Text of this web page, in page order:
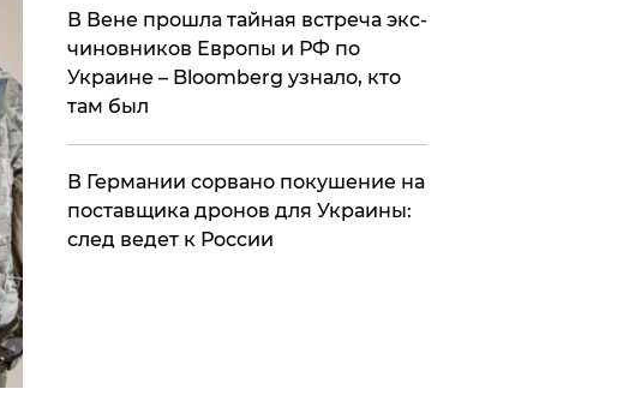
В Вене прошла тайная встреча экс-
чиновников Европы и РФ по
Украине – Bloomberg узнало, кто
там был
​В Германии сорвано покушение на
поставщика дронов для Украины:
след ведет к России